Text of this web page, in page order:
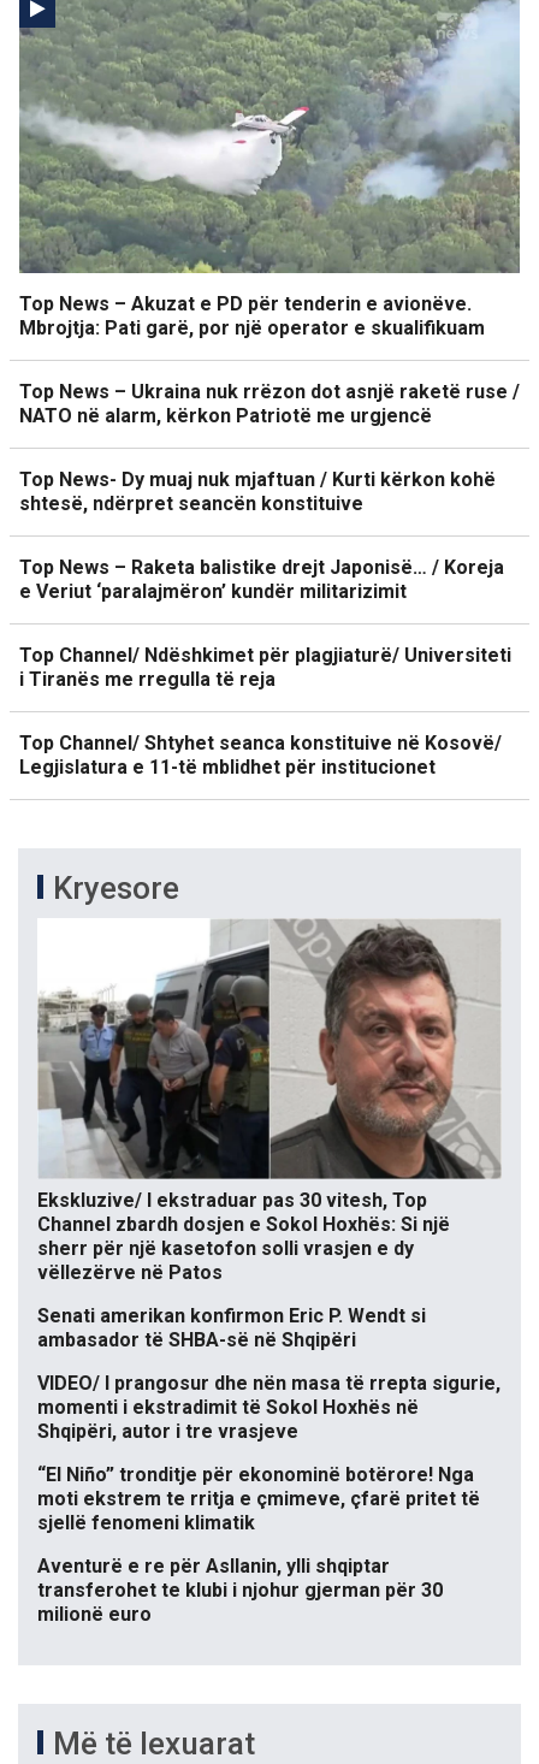
Top News – Akuzat e PD për tenderin e avionëve.
Mbrojtja: Pati garë, por një operator e skualifikuam
Top News – Ukraina nuk rrëzon dot asnjë raketë ruse /
NATO në alarm, kërkon Patriotë me urgjencë
Top News- Dy muaj nuk mjaftuan / Kurti kërkon kohë
shtesë, ndërpret seancën konstituive
Top News – Raketa balistike drejt Japonisë… / Koreja
e Veriut ‘paralajmëron’ kundër militarizimit
Top Channel/ Ndëshkimet për plagjiaturë/ Universiteti
i Tiranës me rregulla të reja
Top Channel/ Shtyhet seanca konstituive në Kosovë/
Legjislatura e 11-të mblidhet për institucionet
Kryesore
Ekskluzive/ I ekstraduar pas 30 vitesh, Top
Channel zbardh dosjen e Sokol Hoxhës: Si një
sherr për një kasetofon solli vrasjen e dy
vëllezërve në Patos
Senati amerikan konfirmon Eric P. Wendt si
ambasador të SHBA-së në Shqipëri
VIDEO/ I prangosur dhe nën masa të rrepta sigurie,
momenti i ekstradimit të Sokol Hoxhës në
Shqipëri, autor i tre vrasjeve
“El Niño” tronditje për ekonominë botërore! Nga
moti ekstrem te rritja e çmimeve, çfarë pritet të
sjellë fenomeni klimatik
Aventurë e re për Asllanin, ylli shqiptar
transferohet te klubi i njohur gjerman për 30
milionë euro
Më të lexuarat